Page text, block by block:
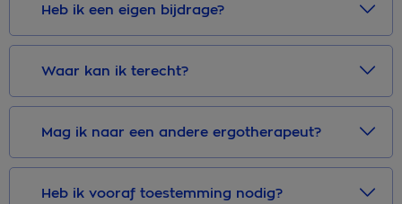
Heb ik een eigen bijdrage?
Waar kan ik terecht?
Mag ik naar een andere ergotherapeut?
Heb ik vooraf toestemming nodig?